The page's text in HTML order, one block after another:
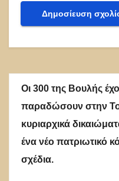
Οι 300 της Βουλής
παραδώσουν στην
κυριαρχικά
ένα νέο πατριωτικό
σχέδια.